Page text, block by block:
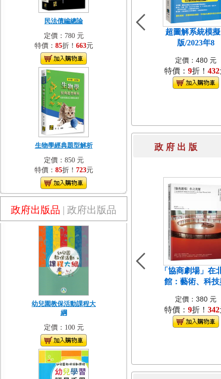
民法債編總論
定價：780 元
特價： 85折！ 663元
生物學經典題型解析
定價：850 元
特價： 85折！ 723元
政府出版品 | 政府出版品
幼兒園教保活動課程大
綱
定價：100 元
超圖解系統模
版/2023年8
定價：480 元
特價： 9折！ 432
政 府 出
「協商劇場」在
館：藝術、科技
定價：380 元
特價： 9折！ 342